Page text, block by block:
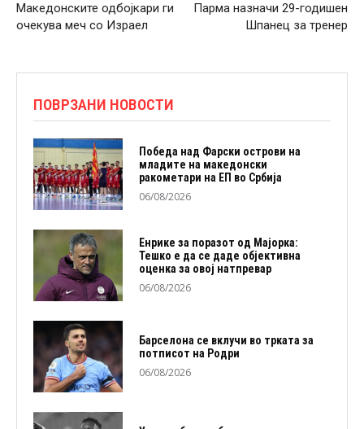
Македонските одбојкари ги
очекува меч со Израел
Парма назначи 29-годишен
Шпанец за тренер
ПОВРЗАНИ НОВОСТИ
Победа над Фарски острови на
младите на македонски
ракометари на ЕП во Србија
06/08/2026
Енрике за поразот од Мајорка:
Тешко е да се даде објективна
оценка за овој натпревар
06/08/2026
Барселона се вклучи во трката за
потписот на Родри
06/08/2026